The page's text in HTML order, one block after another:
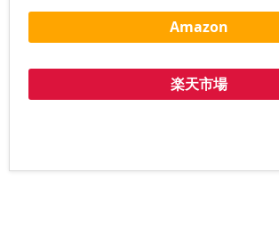
Amazon
楽天市場